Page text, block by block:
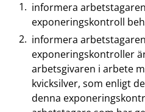
informera
exponeringskontroll
informera
exponeringskontroller
arbetsgivaren i arbete
kvicksilver, som enligt
denna